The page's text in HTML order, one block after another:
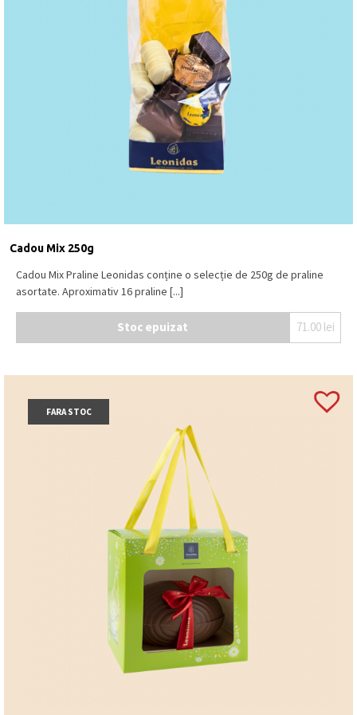
conține agent de colorare: carmin. Ciocolată neagră
(min. 54% cacao), Sao Tome ciocolată neagră (min.
72% cacao), ciocolată cuLAPTE(min. 30% cacao),
Se păstrează la loc uscat și răcoros, la o
temperatură între 15⁰C – 18⁰C.Produs în Belgia
Cadou Mix 250g
Cadou Mix Praline Leonidas conține o selecție de 250g de praline
asortate. Aproximativ 16 praline [...]
Stoc epuizat 71.00 lei
FARA STOC